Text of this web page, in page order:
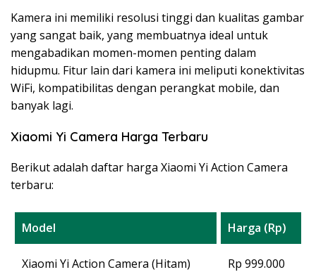
Kamera ini memiliki resolusi tinggi dan kualitas gambar
yang sangat baik, yang membuatnya ideal untuk
mengabadikan momen-momen penting dalam
hidupmu. Fitur lain dari kamera ini meliputi konektivitas
WiFi, kompatibilitas dengan perangkat mobile, dan
banyak lagi.
Xiaomi Yi Camera Harga Terbaru
Berikut adalah daftar harga Xiaomi Yi Action Camera
terbaru:
Model Harga (Rp)
Xiaomi Yi Action Camera (Hitam) Rp 999.000